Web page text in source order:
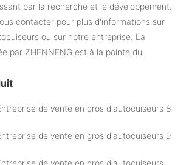
par la recherche et le développement.
contacter pour plus d'informations sur
ou sur notre entreprise. La
par ZHENNENG est à la pointe du